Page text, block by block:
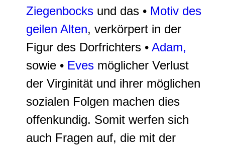
Ziegenbocks und das • Motiv des
geilen Alten, verkörpert in der
Figur des Dorfrichters • Adam,
sowie • Eves möglicher Verlust
der Virginität und ihrer möglichen
sozialen Folgen machen dies
offenkundig. Somit werfen sich
auch Fragen auf, die mit der